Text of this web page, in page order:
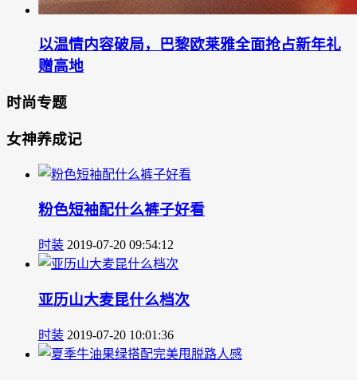
以温情内容破局，巴黎欧莱雅全面抢占新年礼
赠高地
时尚专题
女神养成记
粉色短袖配什么裤子好看
时装 2019-07-20 09:54:12
亚历山大麦昆什么档次
时装 2019-07-20 10:01:36